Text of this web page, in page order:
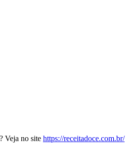
Veja no site https://receitadoce.com.br/